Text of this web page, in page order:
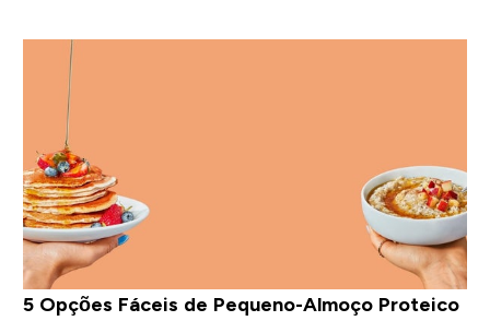
5 Opções Fáceis de Pequeno-Almoço Proteico